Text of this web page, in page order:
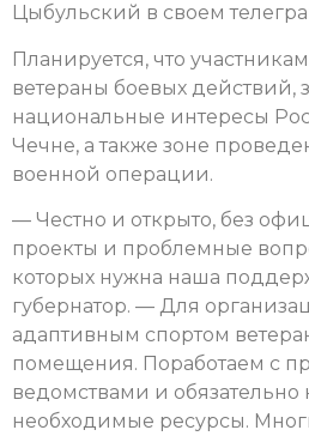
Цыбульский в своем
Планируется, что
ветераны боевых
национальные интересы
Чечне, а также зоне
военной операции.
— Честно и открыто, без
проекты и проблемные
которых нужна наша
губернатор. — Для
адаптивным спортом
помещения. Поработаем с
ведомствами и
необходимые ресурсы.